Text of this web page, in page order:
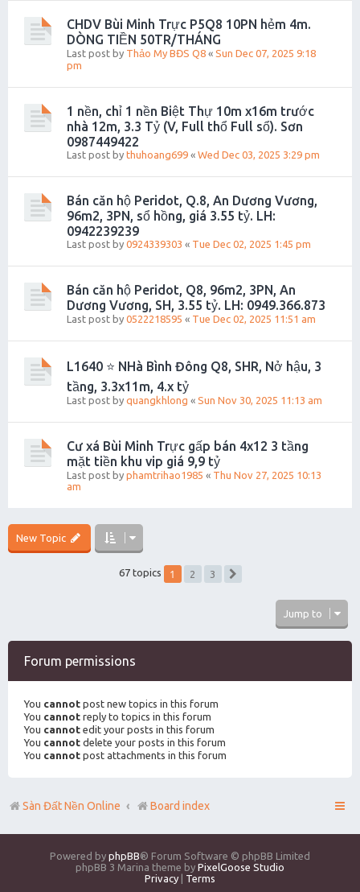
CHDV Bùi Minh Trực P5Q8 10PN hẻm 4m.
DÒNG TIỀN 50TR/THÁNG
Last post by Thảo My BĐS Q8 « Sun Dec 07, 2025 9:18
pm
1 nền, chỉ 1 nền Biệt Thự 10m x16m trước
nhà 12m, 3.3 Tỷ (V, Full thổ Full sổ). Sơn
0987449422
Last post by thuhoang699 « Wed Dec 03, 2025 3:29 pm
Bán căn hộ Peridot, Q.8, An Dương Vương,
96m2, 3PN, sổ hồng, giá 3.55 tỷ. LH:
0942239239
Last post by 0924339303 « Tue Dec 02, 2025 1:45 pm
Bán căn hộ Peridot, Q8, 96m2, 3PN, An
Dương Vương, SH, 3.55 tỷ. LH: 0949.366.873
Last post by 0522218595 « Tue Dec 02, 2025 11:51 am
L1640 ⭐️ NHà Bình Đông Q8, SHR, Nở hậu, 3
tầng, 3.3x11m, 4.x tỷ
Last post by quangkhlong « Sun Nov 30, 2025 11:13 am
Cư xá Bùi Minh Trực gấp bán 4x12 3 tầng
mặt tiền khu vip giá 9,9 tỷ
Last post by phamtrihao1985 « Thu Nov 27, 2025 10:13
am
New Topic
67 topics 1 2
3
Jump to
Forum permissions
You cannot post new topics in this forum
You cannot reply to topics in this forum
You cannot edit your posts in this forum
You cannot delete your posts in this forum
You cannot post attachments in this forum
Sàn Đất Nền Online Board index
Powered by phpBB® Forum Software © phpBB Limited
phpBB 3 Marina theme by PixelGoose Studio
Privacy
Terms